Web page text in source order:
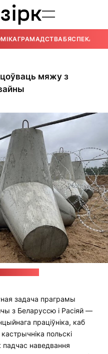
ГРАМАДСТВАБЯСПЕКА
мяжу з
задача праграмы
з Беларуссю і Расіяй —
праціўніка, каб
польскі
падчас наведвання